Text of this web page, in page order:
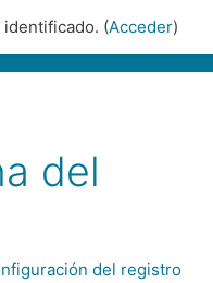
identificado. (Acceder)
del
del registro